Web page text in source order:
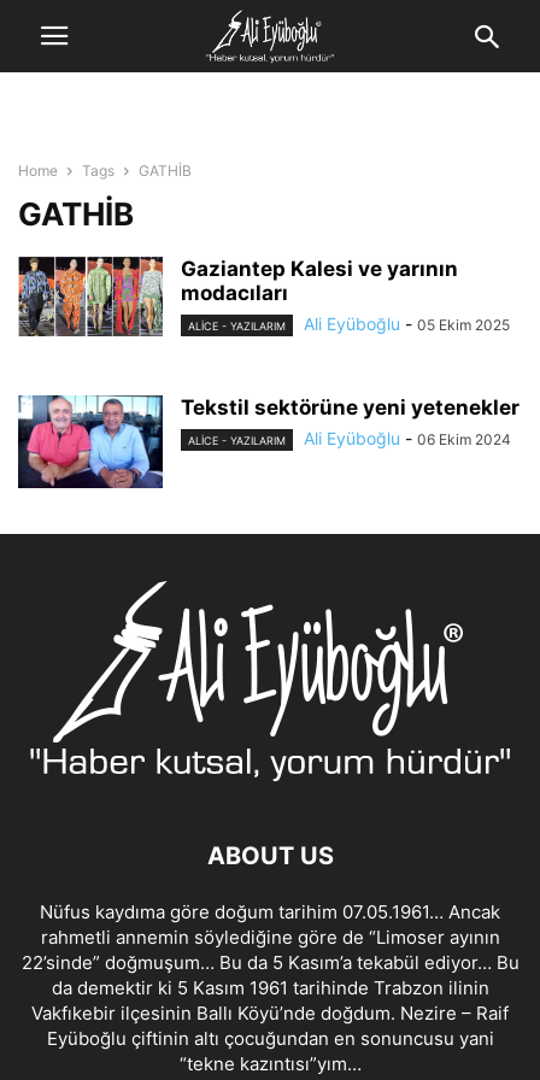
Home Tags GATHİB
GATHİB
Gaziantep Kalesi ve yarının
modacıları
ALİCE - YAZILARIM Ali Eyüboğlu - 05 Ekim 2025
Tekstil sektörüne yeni yetenekler
ALİCE - YAZILARIM Ali Eyüboğlu - 06 Ekim 2024
ABOUT US
Nüfus kaydıma göre doğum tarihim 07.05.1961… Ancak
rahmetli annemin söylediğine göre de “Limoser ayının
22’sinde” doğmuşum… Bu da 5 Kasım’a tekabül ediyor… Bu
da demektir ki 5 Kasım 1961 tarihinde Trabzon ilinin
Vakfıkebir ilçesinin Ballı Köyü’nde doğdum. Nezire – Raif
Eyüboğlu çiftinin altı çocuğundan en sonuncusu yani
“tekne kazıntısı”yım…